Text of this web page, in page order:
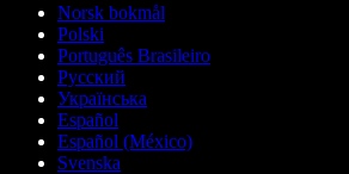
Norsk bokmål
Polski
Português Brasileiro
Русский
Українська
Español
Español (México)
Svenska